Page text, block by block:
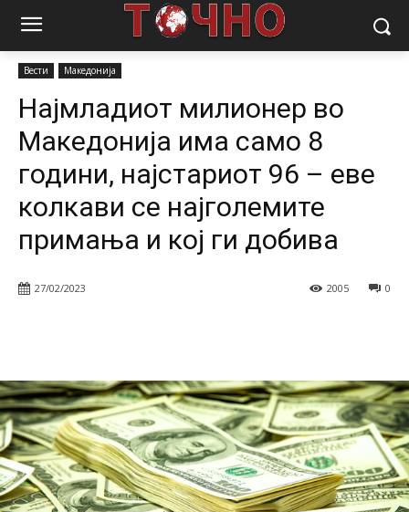
Почетна
Најмладиот милионер во Македонија има само 8
Вести Македонија
Најмладиот милионер во
Македонија има само 8
години, најстариот 96 – еве
колкави се најголемите
примања и кој ги добива
27/02/2023 0
2005